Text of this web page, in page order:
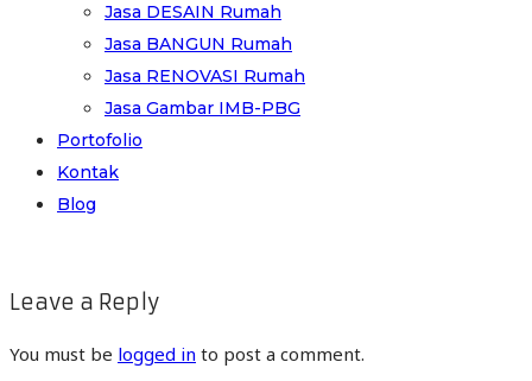
Jasa DESAIN Rumah
Jasa BANGUN Rumah
Jasa RENOVASI Rumah
Jasa Gambar IMB-PBG
Portofolio
Kontak
Blog
Leave a Reply
You must be logged in to post a comment.